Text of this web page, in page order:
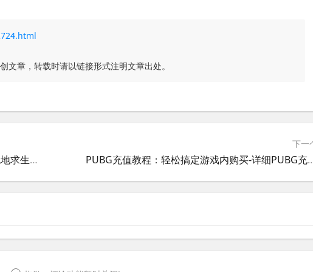
文章，转载时请以链接形式注明文章出处。
绝地求生地铁逃生国际服游戏攻略-如何在绝地求生地铁逃生国际服中生存更久
下一
PUBG充值教程：轻松搞定